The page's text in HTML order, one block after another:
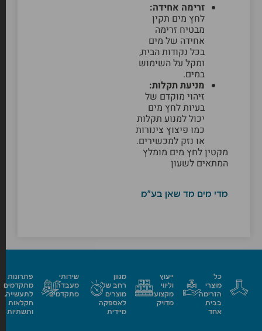
זרימה אחידה:
לחץ מים תקין
מבטיח זרימה
אחידה של מים
בכל נקודות הבית,
ומקל על השימוש
במים.
מניעת תקלות:
זיהוי מוקדם של
בעיות לחץ מים
יכול למנוע תקלות
כמו פיצוץ צינורות
או נזק למכשירים.
מקטין לחץ מים מומלץ
המתאים לשעון
מדי מים מד שאן בע"מ
כל
מוצרי
הזרימה
בבית
אחד
ייעוץ
וליווי
מקצועי
מדויק
מגוון
רחב של
מוצרים
לאספקה
מיידית
שירותי
מעבדה
מתקדמים
פתרונות
מתקדמים
לתעשייה,
חקלאות
ותשתיות